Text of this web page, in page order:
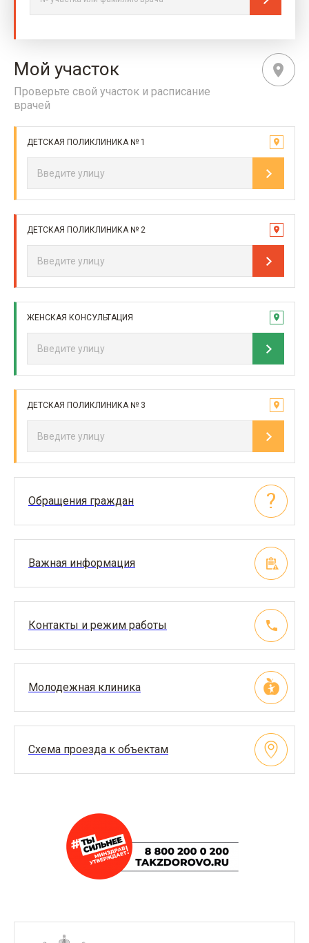
Мой участок
Проверьте свой участок и расписание
врачей
ДЕТСКАЯ ПОЛИКЛИНИКА № 1
ДЕТСКАЯ ПОЛИКЛИНИКА № 2
ЖЕНСКАЯ КОНСУЛЬТАЦИЯ
ДЕТСКАЯ ПОЛИКЛИНИКА № 3
Обращения граждан
Важная информация
Контакты и режим работы
Молодежная клиника
Схема проезда к объектам